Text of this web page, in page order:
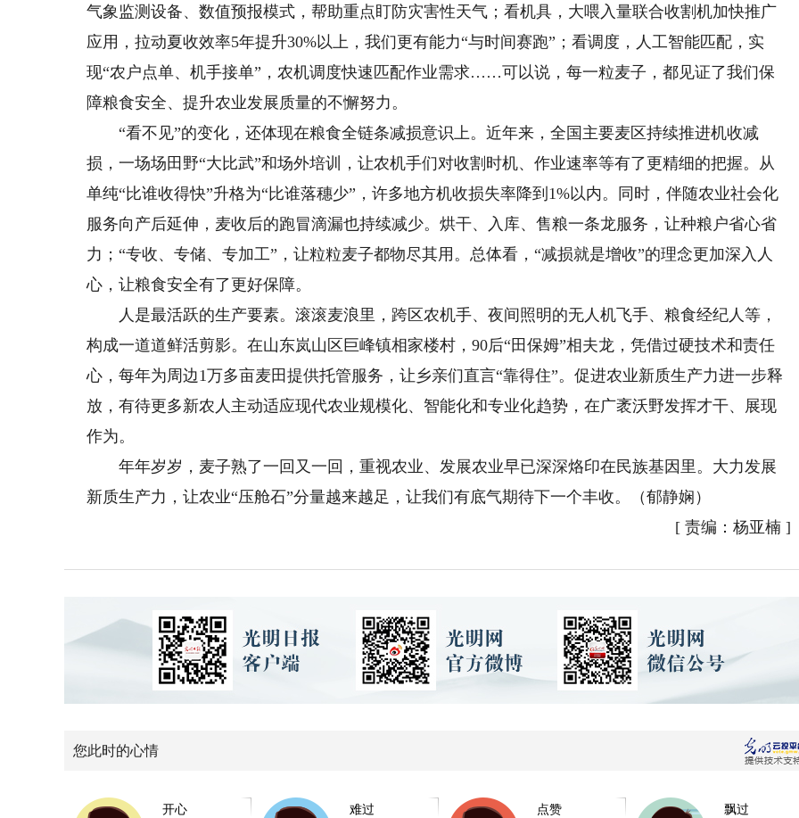
气象监测设备、数值预报模式，帮助重点盯防灾害性天气；看机具，大喂入量联合收割机加快推广
应用，拉动夏收效率5年提升30%以上，我们更有能力“与时间赛跑”；看调度，人工智能匹配，实
现“农户点单、机手接单”，农机调度快速匹配作业需求……可以说，每一粒麦子，都见证了我们保
障粮食安全、提升农业发展质量的不懈努力。
“看不见”的变化，还体现在粮食全链条减损意识上。近年来，全国主要麦区持续推进机收减
损，一场场田野“大比武”和场外培训，让农机手们对收割时机、作业速率等有了更精细的把握。从
单纯“比谁收得快”升格为“比谁落穗少”，许多地方机收损失率降到1%以内。同时，伴随农业社会化
服务向产后延伸，麦收后的跑冒滴漏也持续减少。烘干、入库、售粮一条龙服务，让种粮户省心省
力；“专收、专储、专加工”，让粒粒麦子都物尽其用。总体看，“减损就是增收”的理念更加深入人
心，让粮食安全有了更好保障。
人是最活跃的生产要素。滚滚麦浪里，跨区农机手、夜间照明的无人机飞手、粮食经纪人等，
构成一道道鲜活剪影。在山东岚山区巨峰镇相家楼村，90后“田保姆”相夫龙，凭借过硬技术和责任
心，每年为周边1万多亩麦田提供托管服务，让乡亲们直言“靠得住”。促进农业新质生产力进一步释
放，有待更多新农人主动适应现代农业规模化、智能化和专业化趋势，在广袤沃野发挥才干、展现
作为。
年年岁岁，麦子熟了一回又一回，重视农业、发展农业早已深深烙印在民族基因里。大力发展
新质生产力，让农业“压舱石”分量越来越足，让我们有底气期待下一个丰收。（郁静娴）
[ 责编：杨亚楠]
您此时的心情
开心 难过 点赞 飘过